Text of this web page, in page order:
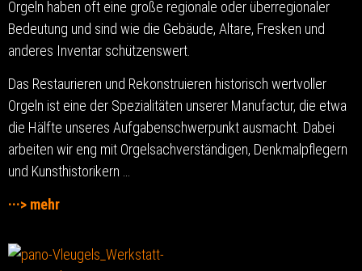
Orgeln haben oft eine große regionale oder überregionaler
Bedeutung und sind wie die Gebäude, Altare, Fresken und
anderes Inventar schützenswert.
Das Restaurieren und Rekonstruieren historisch wertvoller
Orgeln ist eine der Spezialitäten unserer Manufactur, die etwa
die Hälfte unseres Aufgabenschwerpunkt ausmacht. Dabei
arbeiten wir eng mit Orgelsachverständigen, Denkmalpflegern
und Kunsthistorikern …
···> mehr